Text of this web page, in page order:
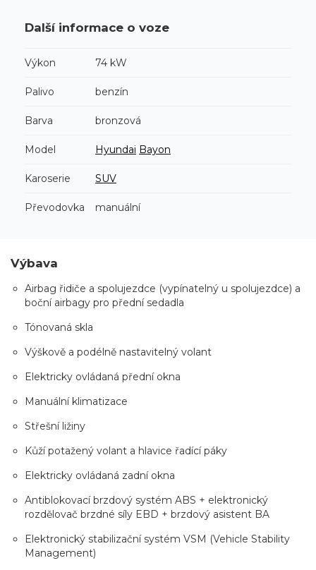
Další informace o voze
Výkon 74 kW
Palivo benzín
Barva bronzová
Model Hyundai Bayon
Karoserie SUV
Převodovka manuální
Výbava
Airbag řidiče a spolujezdce (vypínatelný u spolujezdce) a
boční airbagy pro přední sedadla
Tónovaná skla
Výškově a podélně nastavitelný volant
Elektricky ovládaná přední okna
Manuální klimatizace
Střešní ližiny
Kůží potažený volant a hlavice řadící páky
Elektricky ovládaná zadní okna
Antiblokovací brzdový systém ABS + elektronický
rozdělovač brzdné síly EBD + brzdový asistent BA
Elektronický stabilizační systém VSM (Vehicle Stability
Management)